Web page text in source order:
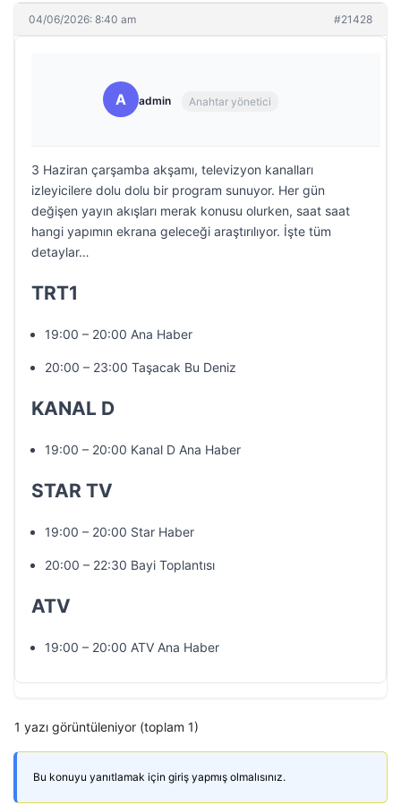
04/06/2026: 8:40 am #21428
A admin Anahtar yönetici
3 Haziran çarşamba akşamı, televizyon kanalları
izleyicilere dolu dolu bir program sunuyor. Her gün
değişen yayın akışları merak konusu olurken, saat saat
hangi yapımın ekrana geleceği araştırılıyor. İşte tüm
detaylar…
TRT1
19:00 – 20:00 Ana Haber
20:00 – 23:00 Taşacak Bu Deniz
KANAL D
19:00 – 20:00 Kanal D Ana Haber
STAR TV
19:00 – 20:00 Star Haber
20:00 – 22:30 Bayi Toplantısı
ATV
19:00 – 20:00 ATV Ana Haber
1 yazı görüntüleniyor (toplam 1)
Bu konuyu yanıtlamak için giriş yapmış olmalısınız.